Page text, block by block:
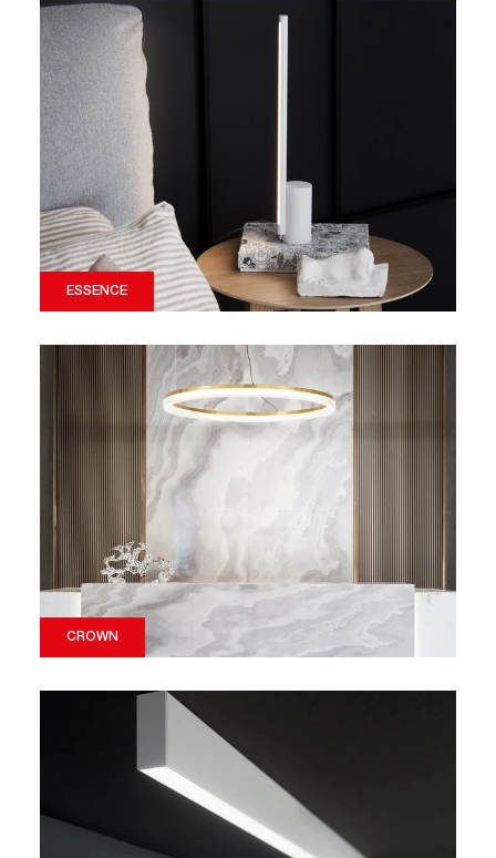
ESSENCE
CROWN